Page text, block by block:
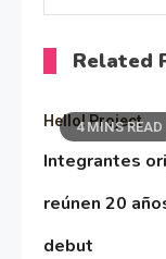
Related
4 MINS READ
Hello! Project
Integrantes
reúnen 20
debut